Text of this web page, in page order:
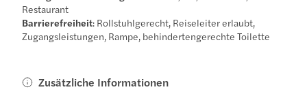
Restaurant
Barrierefreiheit: Rollstuhlgerecht, Reiseleiter erlaubt,
Zugangsleistungen, Rampe, behindertengerechte Toilette
Zusätzliche Informationen